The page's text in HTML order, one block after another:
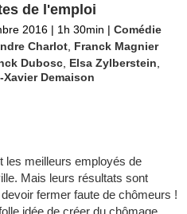
de l'emploi
2016 | 1h 30min | Comédie
Charlot Franck Magnier
Dubosc Elsa Zylberstein
Demaison
les meilleurs employés de
Mais leurs résultats sont
fermer faute de chômeurs !
idée de créer du chômage